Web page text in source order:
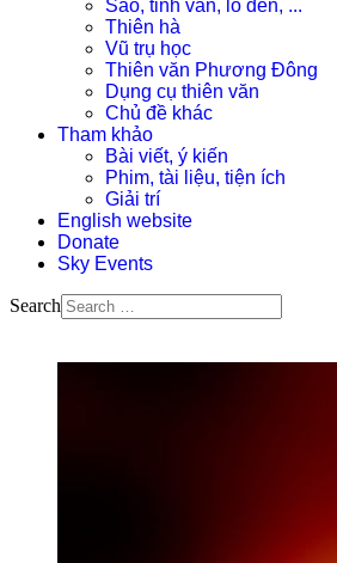
Sao, tinh vân, lỗ đen, ...
Thiên hà
Vũ trụ học
Thiên văn Phương Đông
Dụng cụ thiên văn
Chủ đề khác
Tham khảo
Bài viết, ý kiến
Phim, tài liệu, tiện ích
Giải trí
English website
Donate
Sky Events
Search